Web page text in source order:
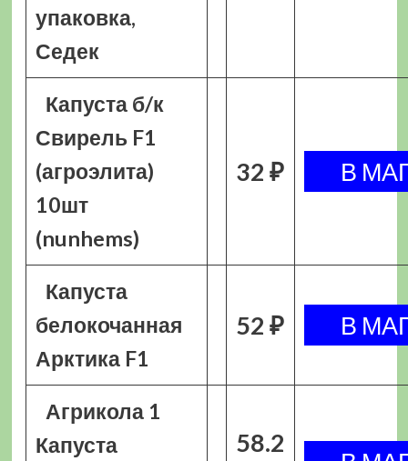
упаковка,
Седек
Капуста б/к
Свирель F1
(агроэлита)
10шт
(nunhems)
32 ₽
Капуста
белокочанная
Арктика F1
52 ₽
Агрикола 1
Капуста
58.2